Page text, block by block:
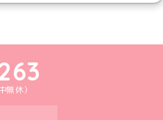
んTikTok公式アカウント
ーみんX公式アカウント
どりーみんInstagram公式アカウント
めいどりーみんFacebook公式アカウン
めいどりーみんYouTube公式アカ
休）